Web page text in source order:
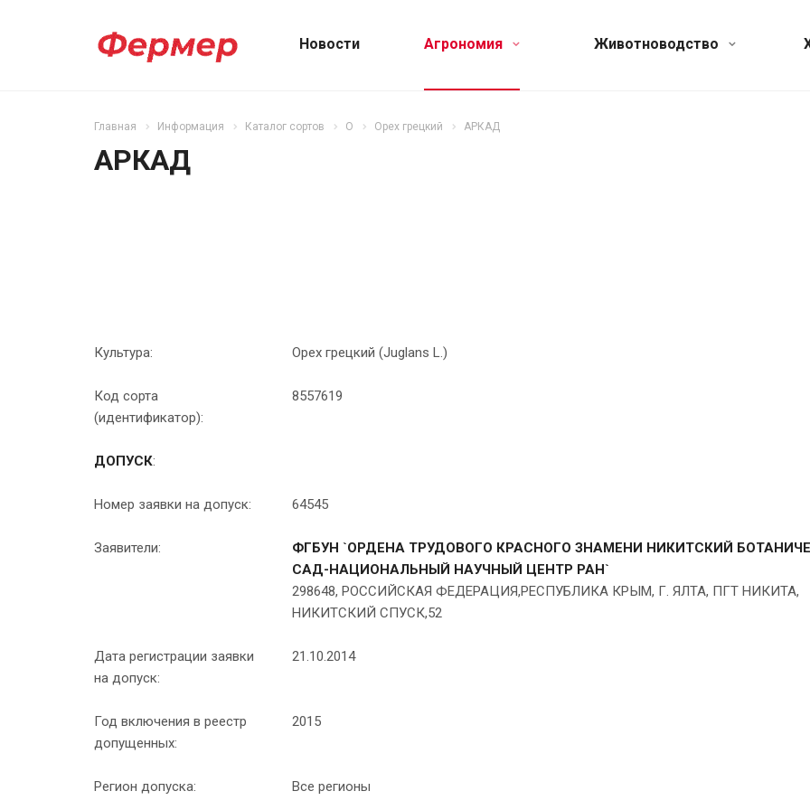
Новости Агрономия Животноводство
Главная Информация Каталог сортов О Орех грецкий АРКАД
АРКАД
Культура: Орех грецкий (Juglans L.)
Код сорта
(идентификатор):
8557619
ДОПУСК:
Номер заявки на допуск: 64545
Заявители:
ФГБУН `ОРДЕНА ТРУДОВОГО КРАСНОГО ЗНАМЕНИ НИКИТСКИЙ
САД-НАЦИОНАЛЬНЫЙ НАУЧНЫЙ ЦЕНТР РАН`
298648, РОССИЙСКАЯ ФЕДЕРАЦИЯ,РЕСПУБЛИКА КРЫМ, Г. ЯЛТА, ПГТ НИКИТА,
НИКИТСКИЙ СПУСК,52
Дата регистрации заявки
на допуск:
21.10.2014
Год включения в реестр
допущенных:
2015
Регион допуска: Все регионы